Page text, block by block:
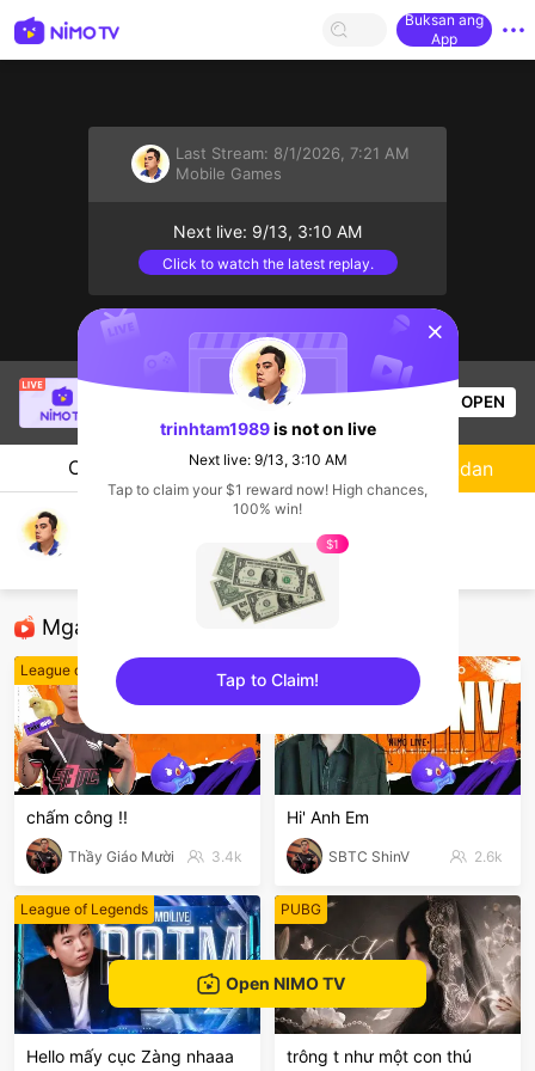
Buksan ang
App
Last Stream: 8/1/2026, 7:21 AM
Mobile Games
Next live: 9/13, 3:10 AM
Click to watch the latest replay.
Duy Khánhis live!
Views OPEN
Chat Streamer
Chơi Game Kiếm Xèng
Mga Nirerekominda Na Mga Streamer
League of Legends
chấm công !!
Thầy Giáo Mười 3.4k
PUBG
Hi' Anh Em
SBTC ShinV 2.6k
League of Legends
Hello mấy cục Zàng nhaaa
PUBG
trông t như một con thú
Sundan
Open NIMO TV
sentinelStart
trinhtam1989is not on live
Next live: 9/13, 3:10 AM
Tap to claim your $1 reward now! High chances,
100% win!
$1
Tap to Claim!
sentinelEnd